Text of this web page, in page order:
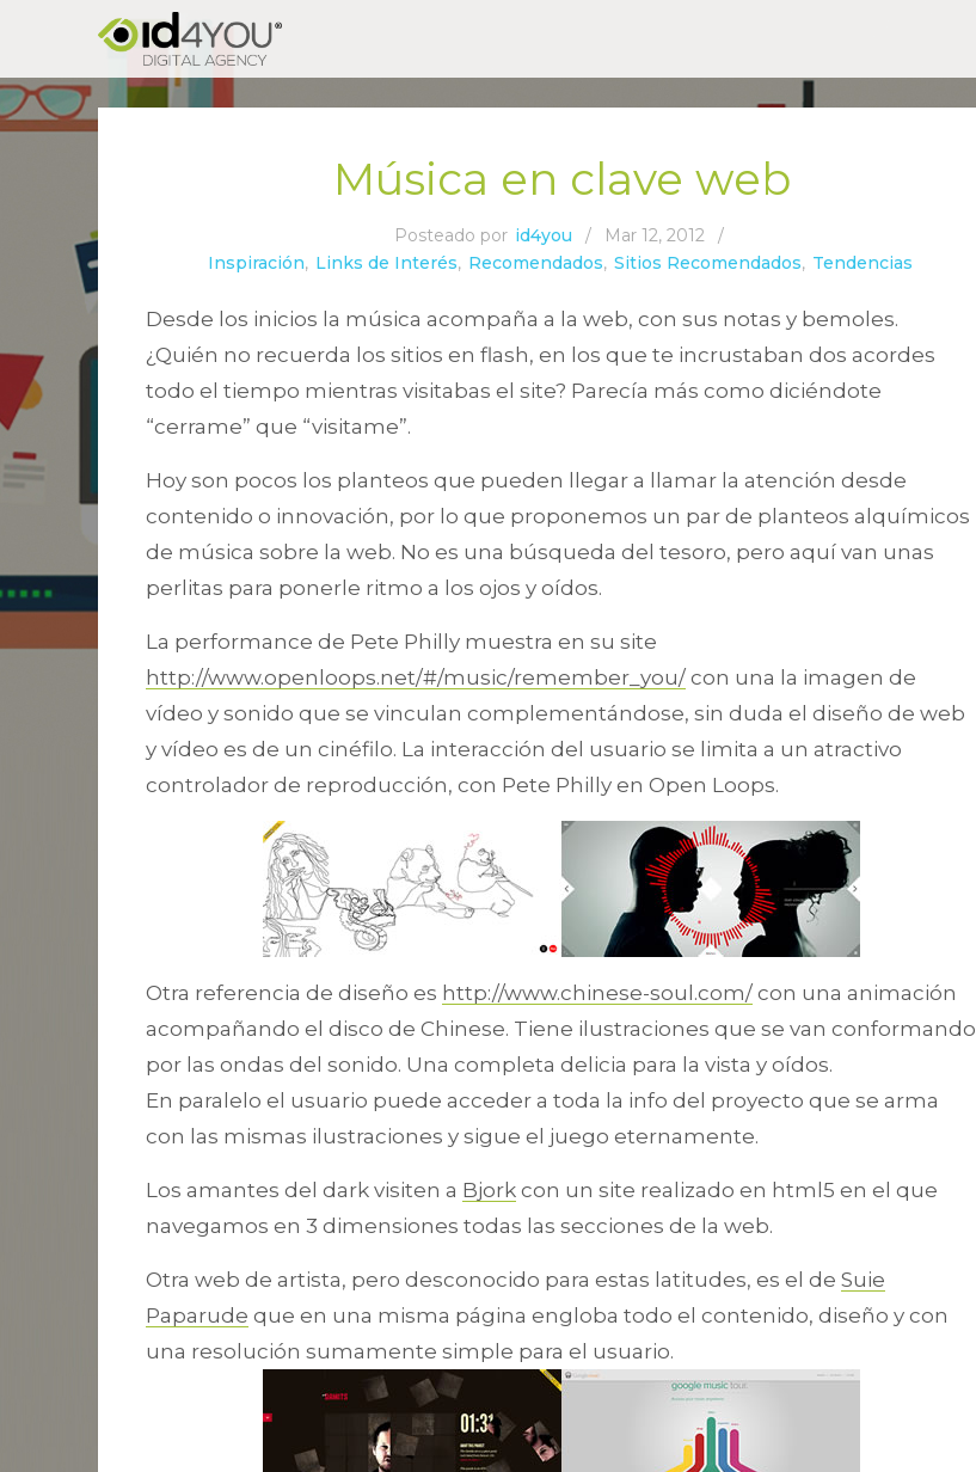
Música en clave web
Posteado por id4you / Mar 12, 2012
/
Inspiración, Links de Interés, Recomendados, Sitios Recomendados, Tendencias
Desde los inicios la música acompaña a la web, con sus notas y bemoles.
¿Quién no recuerda los sitios en flash, en los que te incrustaban dos acordes
todo el tiempo mientras visitabas el site? Parecía más como diciéndote
“cerrame” que “visitame”.
Hoy son pocos los planteos que pueden llegar a llamar la atención desde
contenido o innovación, por lo que proponemos un par de planteos alquímicos
de música sobre la web. No es una búsqueda del tesoro, pero aquí van unas
perlitas para ponerle ritmo a los ojos y oídos.
La performance de Pete Philly muestra en su site
http://www.openloops.net/#/music/remember_you/ con una la imagen de
vídeo y sonido que se vinculan complementándose, sin duda el diseño de web
y vídeo es de un cinéfilo. La interacción del usuario se limita a un atractivo
controlador de reproducción, con Pete Philly en Open Loops.
Otra referencia de diseño es http://www.chinese-soul.com/ con una animación
acompañando el disco de Chinese. Tiene ilustraciones que se van conformando
por las ondas del sonido. Una completa delicia para la vista y oídos.
En paralelo el usuario puede acceder a toda la info del proyecto que se arma
con las mismas ilustraciones y sigue el juego eternamente.
Los amantes del dark visiten a Bjork con un site realizado en html5 en el que
navegamos en 3 dimensiones todas las secciones de la web.
Otra web de artista, pero desconocido para estas latitudes, es el deSuie
Paparude que en una misma página engloba todo el contenido, diseño y con
una resolución sumamente simple para el usuario.